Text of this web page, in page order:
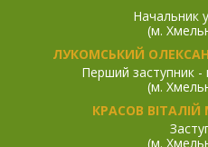
Начальник
(м.
ЛУКОМСЬКИЙ
Перший заступник -
(м.
КРАСОВ
(м.